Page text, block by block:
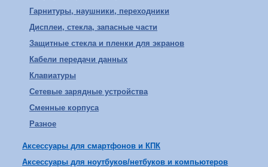
Гарнитуры, наушники, переходники
Дисплеи, стекла, запасные части
Защитные стекла и пленки для экранов
Кабели передачи данных
Клавиатуры
Сетевые зарядные устройства
Сменные корпуса
Разное
Аксессуары для смартфонов и КПК
Аксессуары для ноутбуков/нетбуков и компьютеров